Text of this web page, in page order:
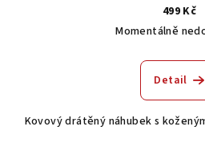
499 Kč
Momentálně
Detail
Kovový drátěný náhubek s